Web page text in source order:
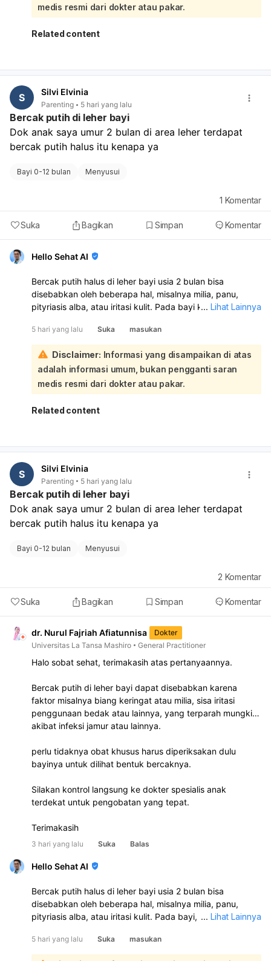
pegangan. Kalau baru belajar tripod saja, itu masih perlu
perhatian. Setiap anak memang beda, tapi kalau ada
keterlambatan motorik seperti ini jangan ditunda untuk
time, latih duduk dengan bantuan, ajak meraih mainan,
dipaksa, tapi juga jangan hanya menunggu. Kalau ada
riwayat bayi tampak lemas, sulit menegakkan kepala,
atau perkembangan lain juga terlambat, lebih baik kontrol
ke dokter spesialis anak, dan bila perlu ke tumbuh
kembang atau neurologi anak.
medis resmi dari dokter atau pakar.
Related content
S Silvi Elvinia
Parenting 5 hari yang lalu
Bercak putih di leher bayi
Dok anak saya umur 2 bulan di area leher terdapat
bercak putih halus itu kenapa ya
Bayi 0-12 bulan Menyusui
Suka Bagikan Simpan Komentar
1 Komentar
Hello Sehat AI
Bercak putih halus di leher bayi usia 2 bulan bisa
disebabkan oleh beberapa hal, misalnya milia, panu,
pityriasis alba, atau iritasi kulit. Pada bayi kecil, sering
di lipatan leher. Sebaiknya periksa ke dokter anak atau
dokter kulit untuk memastikan penyebabnya:
Sementara ini, jaga area leher bayi tetap bersih dan
kering, bersihkan lembut dengan air hangat, lalu
keringkan benar-benar setelah mandi atau setelah minum
susu. Hindari menggosok terlalu keras dan jangan
memakai obat sembarangan tanpa anjuran dokter. Jika
... Lihat Lainnya
5 hari yang lalu Suka masukan
Disclaimer: Informasi yang disampaikan di atas
adalah informasi umum, bukan pengganti saran
medis resmi dari dokter atau pakar.
Related content
S Silvi Elvinia
Parenting 5 hari yang lalu
Bercak putih di leher bayi
Dok anak saya umur 2 bulan di area leher terdapat
bercak putih halus itu kenapa ya
Bayi 0-12 bulan Menyusui
Suka Bagikan Simpan Komentar
2 Komentar
dr. Nurul Fajriah Afiatunnisa
Dokter
Universitas La Tansa Mashiro
General Practitioner
Halo sobat sehat, terimakasih atas pertanyaannya.
Bercak putih di leher bayi dapat disebabkan karena
faktor misalnya biang keringat atau milia, sisa iritasi
penggunaan bedak atau lainnya, yang terparah mungkin
akibat infeksi jamur atau lainnya.
perlu tidaknya obat khusus harus diperiksakan dulu
bayinya untuk dilihat bentuk bercaknya.
Silakan kontrol langsung ke dokter spesialis anak
terdekat untuk pengobatan yang tepat.
Terimakasih
3 hari yang lalu Suka Balas
Hello Sehat AI
Bercak putih halus di leher bayi usia 2 bulan bisa
disebabkan oleh beberapa hal, misalnya milia, panu,
pityriasis alba, atau iritasi kulit. Pada bayi, sering juga
menempel di lipatan leher. Sebaiknya periksa ke dokter
anak atau dokter kulit untuk memastikan penyebabnya:
... Lihat Lainnya
5 hari yang lalu Suka masukan